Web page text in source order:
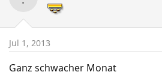
Jul 1, 2013
Ganz schwacher Monat